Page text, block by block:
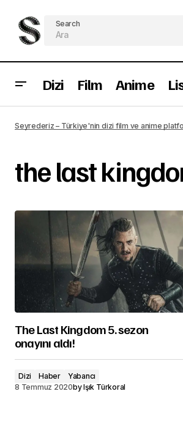
Search
Dizi Film Anime
Seyrederiz – Türkiye'nin dizi film ve anime
the last
The Last Kingdom 5. sezon
onayını aldı!
Dizi Haber
Yabancı
8 Temmuz 2020byIşık Türkoral